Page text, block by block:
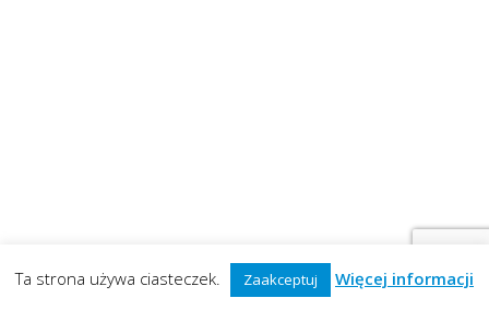
Ta strona używa ciasteczek. Zaakceptuj Więcej informacji